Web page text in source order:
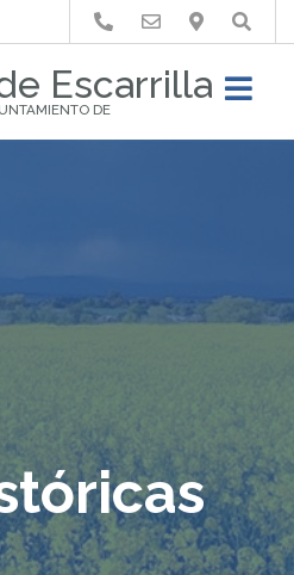
Escarrilla
DE
Buscar